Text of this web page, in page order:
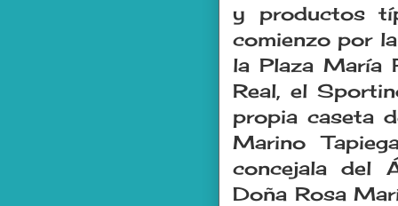
y productos
comienzo por
la Plaza María
Real, el
propia caseta
Marino
concejala del
Doña Rosa